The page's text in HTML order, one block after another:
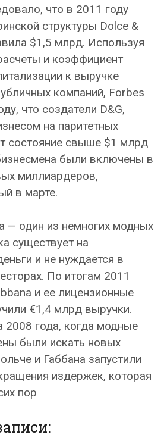
что в 2011 году
структуры Dolce &
$1,5 млрд. Используя
и коэффициент
к выручке
компаний, Forbes
что создатели D&G,
на паритетных
состояние свыше $1 млрд
были включены в
миллиардеров,
в марте.
— один из немногих модных
существует на
и не нуждается в
По итогам 2011
и ее лицензионные
€1,4 млрд выручки.
2008 года, когда модные
были искать новых
и Габбана запустили
издержек, которая
пор